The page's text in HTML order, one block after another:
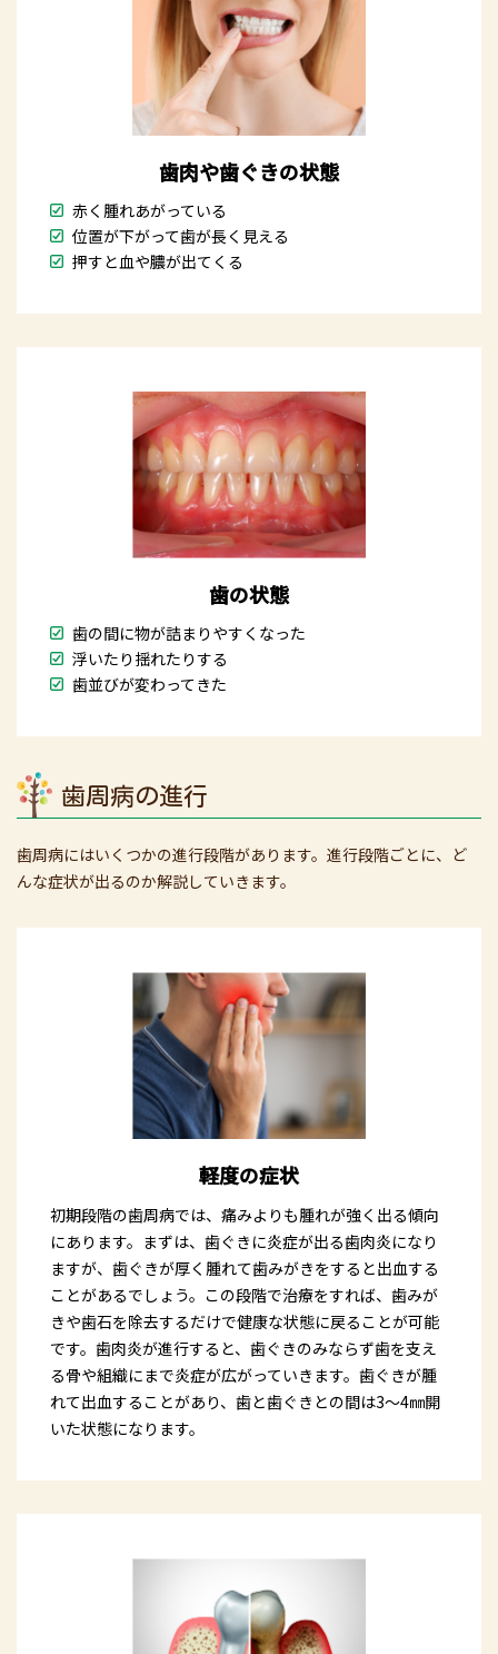
歯肉や歯ぐきの状態
赤く腫れあがっている
位置が下がって歯が長く見える
押すと血や膿が出てくる
歯の状態
歯の間に物が詰まりやすくなった
浮いたり揺れたりする
歯並びが変わってきた
歯周病の進行
歯周病にはいくつかの進行段階があります。進行段階ごとに、ど
んな症状が出るのか解説していきます。
軽度の症状
初期段階の歯周病では、痛みよりも腫れが強く出る傾向
にあります。まずは、歯ぐきに炎症が出る歯肉炎になり
ますが、歯ぐきが厚く腫れて歯みがきをすると出血する
ことがあるでしょう。この段階で治療をすれば、歯みが
きや歯石を除去するだけで健康な状態に戻ることが可能
です。歯肉炎が進行すると、歯ぐきのみならず歯を支え
る骨や組織にまで炎症が広がっていきます。歯ぐきが腫
れて出血することがあり、歯と歯ぐきとの間は3～4㎜開
いた状態になります。